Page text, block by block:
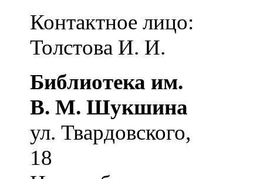
Контактное лицо:
Толстова И. И.
Библиотека им.
В. М. Шукшина
ул. Твардовского,
18